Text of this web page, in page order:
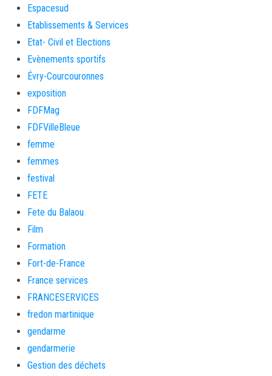
Espacesud
Etablissements & Services
Etat- Civil et Elections
Evènements sportifs
Évry-Courcouronnes
exposition
FDFMag
FDFVilleBleue
femme
femmes
festival
FETE
Fete du Balaou
Film
Formation
Fort-de-France
France services
FRANCESERVICES
fredon martinique
gendarme
gendarmerie
Gestion des déchets